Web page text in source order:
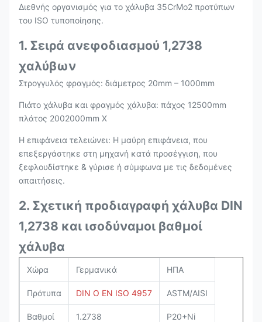
Διεθνής οργανισμός για το χάλυβα 35CrMo2 προτύπων
του ISO τυποποίησης.
1. Σειρά ανεφοδιασμού 1,2738
χαλύβων
Στρογγυλός φραγμός: διάμετρος 20mm – 1000mm
Πιάτο χάλυβα και φραγμός χάλυβα: πάχος 12500mm
πλάτος 2002000mm Χ
Η επιφάνεια τελειώνει: Η μαύρη επιφάνεια, που
επεξεργάστηκε στη μηχανή κατά προσέγγιση, που
ξεφλουδίστηκε & γύρισε ή σύμφωνα με τις δεδομένες
απαιτήσεις.
2. Σχετική προδιαγραφή χάλυβα DIN
1,2738 και ισοδύναμοι βαθμοί
χάλυβα
Χώρα Γερμανικά ΗΠΑ
Πρότυπα DIN Ο EN ISO 4957 ASTM/AISI
Βαθμοί 1.2738 P20+Ni